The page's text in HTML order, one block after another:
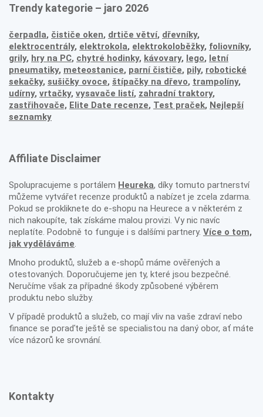
Trendy kategorie – jaro 2026
čerpadla, čističe oken, drtiče větví, dřevníky,
elektrocentrály, elektrokola, elektrokoloběžky, foliovníky,
grily, hry na PC, chytré hodinky, kávovary, lego, letní
pneumatiky, meteostanice, parní čističe, pily, robotické
sekačky, sušičky ovoce, štípačky na dřevo, trampolíny,
udírny, vrtačky, vysavače listí, zahradní traktory,
zastřihovače, Elite Date recenze, Test praček, Nejlepší
seznamky
Affiliate Disclaimer
Spolupracujeme s portálem Heureka, díky tomuto partnerství
můžeme vytvářet recenze produktů a nabízet je zcela zdarma.
Pokud se prokliknete do e-shopu na Heurece a v některém z
nich nakoupíte, tak získáme malou provizi. Vy nic navíc
neplatíte. Podobně to funguje i s dalšími partnery. Více o tom,
jak vyděláváme.
Mnoho produktů, služeb a e-shopů máme ověřených a
otestovaných. Doporučujeme jen ty, které jsou bezpečné.
Neručíme však za případné škody způsobené výběrem
produktu nebo služby.
V případě produktů a služeb, co mají vliv na vaše zdraví nebo
finance se poraďte ještě se specialistou na daný obor, ať máte
více názorů ke srovnání.
Kontakty